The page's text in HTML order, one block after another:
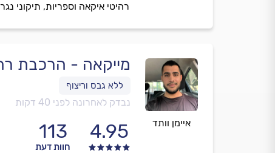
רהיטי איקאה וספריות, תיקוני
איימן וותד
מייקאה - הרכבת
נבדק לאחרונה לפני 40 דקות
4.95
113
חוות דעת